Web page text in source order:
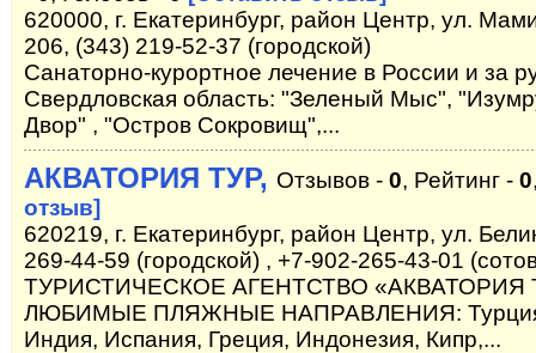
620000, г. Екатеринбург, район Центр, ул.
206, (343) 219-52-37 (городской)
Санаторно-курортное лечение в России и за
Свердловская область: "Зеленый Мыс",
Двор" , "Остров Сокровищ",...
АКВАТОРИЯ ТУР, Отзывов - 0, Рейтинг - 0
отзыв]
620219, г. Екатеринбург, район Центр, ул.
269-44-59 (городской) , +7-902-265-43-01
ТУРИСТИЧЕСКОЕ АГЕНТСТВО «АКВАТОРИЯ
ЛЮБИМЫЕ ПЛЯЖНЫЕ НАПРАВЛЕНИЯ: Турция,
Индия, Испания, Греция, Индонезия, Кипр,...